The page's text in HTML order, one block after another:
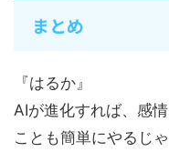
まとめ
『はるか』
AIが進化すれば、感
ことも簡単にやるじゃ